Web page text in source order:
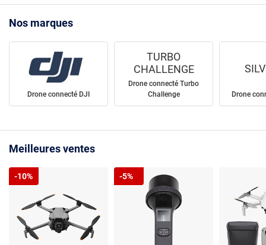
Nos marques
Drone connecté DJI
TURBO
CHALLENGE
Drone connecté Turbo
Challenge
Drone
Meilleures ventes
-10% -5%